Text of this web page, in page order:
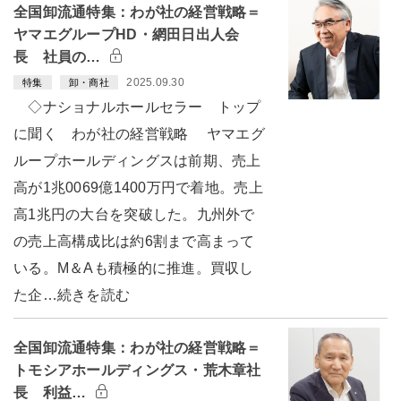
全国卸流通特集：わが社の経営戦略＝
ヤマエグループHD・網田日出人会
長 社員の…
特集 卸・商社 2025.09.30
◇ナショナルホールセラー トップ
に聞く わが社の経営戦略 ヤマエグ
ループホールディングスは前期、売上
高が1兆0069億1400万円で着地。売上
高1兆円の大台を突破した。九州外で
の売上高構成比は約6割まで高まって
いる。M＆Aも積極的に推進。買収し
た企…続きを読む
全国卸流通特集：わが社の経営戦略＝
トモシアホールディングス・荒木章社
長 利益…